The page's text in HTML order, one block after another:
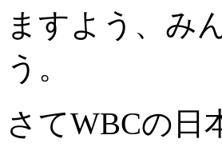
ますよう、み
う。
さてWBCの日